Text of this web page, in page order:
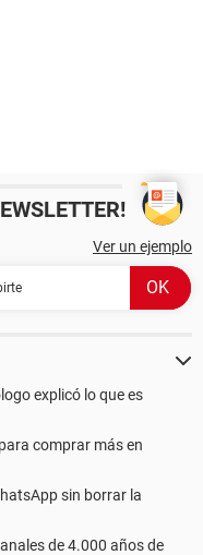
Ver un ejemplo
explicó lo que es
comprar más en
sin borrar la
de 4.000 años de